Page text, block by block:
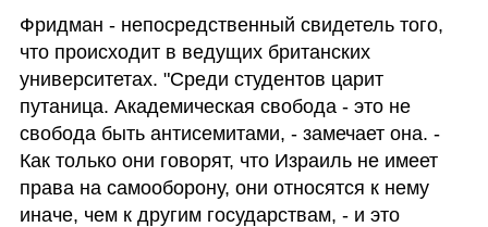
Фридман - непосредственный свидетель того,
что происходит в ведущих британских
университетах. "Среди студентов царит
путаница. Академическая свобода - это не
свобода быть антисемитами, - замечает она. -
Как только они говорят, что Израиль не имеет
права на самооборону, они относятся к нему
иначе, чем к другим государствам, - и это